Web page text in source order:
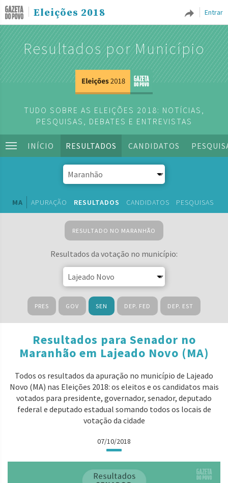
Entrar
Eleições 2018
Resultados por Município
TUDO SOBRE AS ELEIÇÕES 2018: NOTÍCIAS,
PESQUISAS, DEBATES E ENTREVISTAS
INÍCIO RESULTADOS CANDIDATOS
MA APURAÇÃO RESULTADOS CANDIDATOS PESQUISAS
RESULTADO NO MARANHÃO
Resultados da votação no município:
PRES GOV SEN DEP. FED DEP. EST
Resultados para Senador no
Maranhão em Lajeado Novo (MA)
Todos os resultados da apuração no município de Lajeado
Novo (MA) nas Eleições 2018: os eleitos e os candidatos mais
votados para presidente, governador, senador, deputado
federal e deputado estadual somando todos os locais de
votação da cidade
07/10/2018